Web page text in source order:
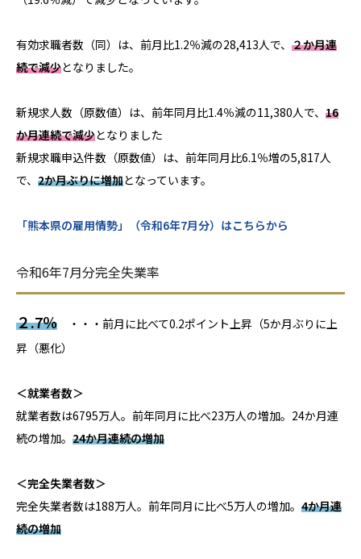
有効求職者数（同）は、前月比1.2％減の28,413人で、 ２か月連
続で減少となりました。
新規求人数（原数値）は、前年同月比1.4％減の11,380人で、 16
か月連続で減少となりました
新規求職申込件数（原数値）は、前年同月比6.1％増の5,817人
で、 2か月ぶりに増加となっています。
「熊本県の雇用情勢」（令和6年7月分）はこちらから
令和6年7月分完全失業率
２.7％ ・・・ 前月に比べて0.2ポイント上昇（5か月ぶりに上
昇（悪化）
＜就業者数＞
就業者数は6795万人。前年同月に比べ23万人の増加。24か月連
続の増加。 24か月連続の増加
＜完全失業者数＞
完全失業者数は188万人。前年同月に比べ5万人の増加。 4か月連
続の増加